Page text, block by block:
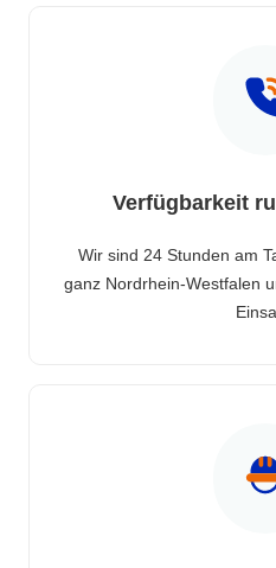
Verfügbarkeit
Wir sind 24 Stunden am
ganz Nordrhein-Westfalen